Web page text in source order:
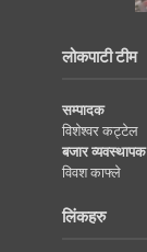
लोकपाटी टीम
सम्पादक
विशेश्वर कट्टेल
बजार व्यवस्थापक
विवश काफ्ले
लिंकहरु